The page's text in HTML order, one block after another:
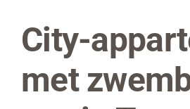
Wonen in Spanje
Webinar
Bekijk
grotere
afbeelding
City-
met